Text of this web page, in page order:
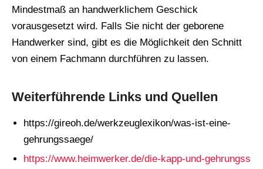
Mindestmaß an handwerklichem Geschick
vorausgesetzt wird. Falls Sie nicht der geborene
Handwerker sind, gibt es die Möglichkeit den Schnitt
von einem Fachmann durchführen zu lassen.
Weiterführende Links und Quellen
https://gireoh.de/werkzeuglexikon/was-ist-eine-
gehrungssaege/
https://www.heimwerker.de/die-kapp-und-gehrungss